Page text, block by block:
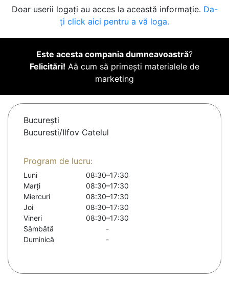
Doar userii logați au acces la această informație. Da-
ți click aici pentru a vă loga.
Este acesta compania dumneavoastră?
Felicitări! Aă cum să primești materialele de
marketing
Bucureşti
Bucuresti/Ilfov Catelul
Program de lucru:
Luni
08:30–17:30
Marți
08:30–17:30
Miercuri
08:30–17:30
Joi
08:30–17:30
Vineri
08:30–17:30
Sâmbătă
-
Duminică
-